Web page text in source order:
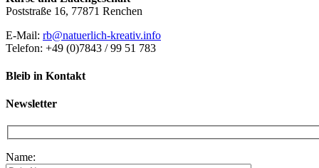
Poststraße 16, 77871 Renchen
E-Mail: rb@natuerlich-kreativ.info
Telefon: +49 (0)7843 / 99 51 783
Bleib in Kontakt
Newsletter
Name: